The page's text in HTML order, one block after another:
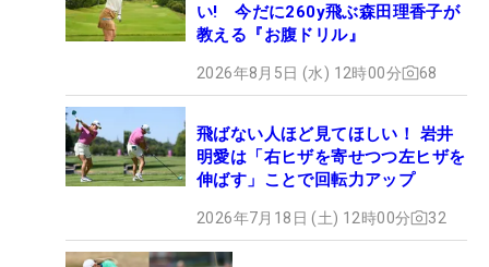
い! 今だに260y飛ぶ森田理香子が
教える『お腹ドリル』
2026年8月5日 (水) 12時00分 68
飛ばない人ほど見てほしい！ 岩井
明愛は「右ヒザを寄せつつ左ヒザを
伸ばす」ことで回転力アップ
2026年7月18日 (土) 12時00分 32